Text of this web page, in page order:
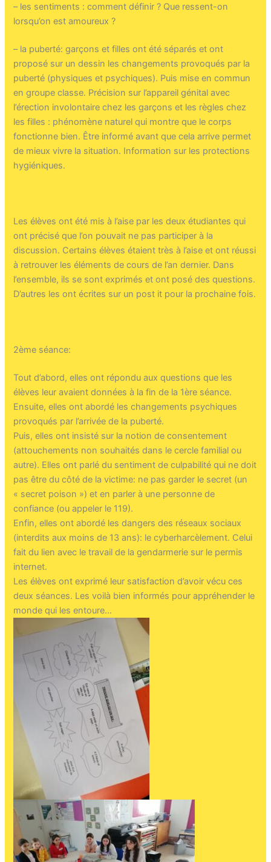
– les sentiments : comment définir ? Que ressent-on
lorsqu’on est amoureux ?
– la puberté: garçons et filles ont été séparés et ont
proposé sur un dessin les changements provoqués par la
puberté (physiques et psychiques). Puis mise en commun
en groupe classe. Précision sur l’appareil génital avec
l’érection involontaire chez les garçons et les règles chez
les filles : phénomène naturel qui montre que le corps
fonctionne bien. Être informé avant que cela arrive permet
de mieux vivre la situation. Information sur les protections
hygiéniques.
Les élèves ont été mis à l’aise par les deux étudiantes qui
ont précisé que l’on pouvait ne pas participer à la
discussion. Certains élèves étaient très à l’aise et ont réussi
à retrouver les éléments de cours de l’an dernier. Dans
l’ensemble, ils se sont exprimés et ont posé des questions.
D’autres les ont écrites sur un post it pour la prochaine fois.
2ème séance:
Tout d’abord, elles ont répondu aux questions que les
élèves leur avaient données à la fin de la 1ère séance.
Ensuite, elles ont abordé les changements psychiques
provoqués par l’arrivée de la puberté.
Puis, elles ont insisté sur la notion de consentement
(attouchements non souhaités dans le cercle familial ou
autre). Elles ont parlé du sentiment de culpabilité qui ne doit
pas être du côté de la victime: ne pas garder le secret (un
« secret poison ») et en parler à une personne de
confiance (ou appeler le 119).
Enfin, elles ont abordé les dangers des réseaux sociaux
(interdits aux moins de 13 ans): le cyberharcèlement. Celui
fait du lien avec le travail de la gendarmerie sur le permis
internet.
Les élèves ont exprimé leur satisfaction d’avoir vécu ces
deux séances. Les voilà bien informés pour appréhender le
monde qui les entoure…